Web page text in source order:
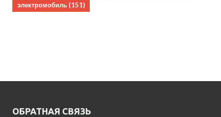
электромобиль (151)
ОБРАТНАЯ СВЯЗЬ